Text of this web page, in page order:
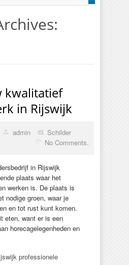
kwalitatief
in Rijswijk
admin
Schilder
No Comments.
in Rijswijk
plaats waar het
werken is. De plaats is
nodige groen, waar je
en tot rust kunt komen.
eten, want er is een
horecagelegenheden en
professionele